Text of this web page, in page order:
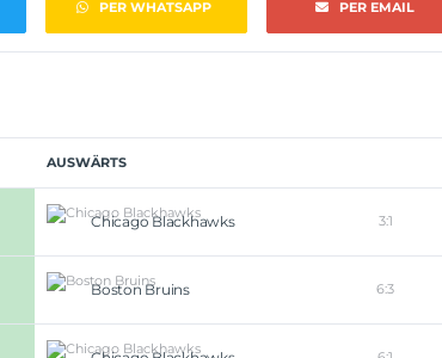
PER WHATSAPP PER EMAIL
AUSWÄRTS
Chicago Blackhawks 3:1
Boston Bruins 6:3